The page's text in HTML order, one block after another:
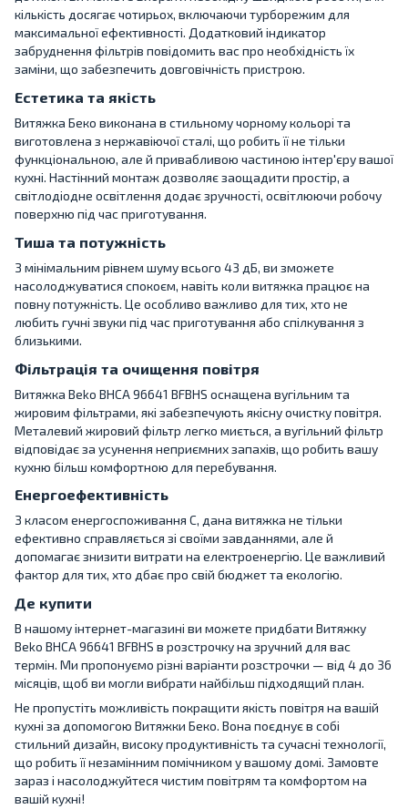
кількість досягає чотирьох, включаючи турборежим для
максимальної ефективності. Додатковий індикатор
забруднення фільтрів повідомить вас про необхідність їх
заміни, що забезпечить довговічність пристрою.
Естетика та якість
Витяжка Беко виконана в стильному чорному кольорі та
виготовлена з нержавіючої сталі, що робить її не тільки
функціональною, але й привабливою частиною інтер'єру вашої
кухні. Настінний монтаж дозволяє заощадити простір, а
світлодіодне освітлення додає зручності, освітлюючи робочу
поверхню під час приготування.
Тиша та потужність
З мінімальним рівнем шуму всього 43 дБ, ви зможете
насолоджуватися спокоєм, навіть коли витяжка працює на
повну потужність. Це особливо важливо для тих, хто не
любить гучні звуки під час приготування або спілкування з
близькими.
Фільтрація та очищення повітря
Витяжка Beko BHCA 96641 BFBHS оснащена вугільним та
жировим фільтрами, які забезпечують якісну очистку повітря.
Металевий жировий фільтр легко миється, а вугільний фільтр
відповідає за усунення неприємних запахів, що робить вашу
кухню більш комфортною для перебування.
Енергоефективність
З класом енергоспоживання C, дана витяжка не тільки
ефективно справляється зі своїми завданнями, але й
допомагає знизити витрати на електроенергію. Це важливий
фактор для тих, хто дбає про свій бюджет та екологію.
Де купити
В нашому інтернет-магазині ви можете придбати Витяжку
Beko BHCA 96641 BFBHS в розстрочку на зручний для вас
термін. Ми пропонуємо різні варіанти розстрочки — від 4 до 36
місяців, щоб ви могли вибрати найбільш підходящий план.
Не пропустіть можливість покращити якість повітря на вашій
кухні за допомогою Витяжки Беко. Вона поєднує в собі
стильний дизайн, високу продуктивність та сучасні технології,
що робить її незамінним помічником у вашому домі. Замовте
зараз і насолоджуйтеся чистим повітрям та комфортом на
вашій кухні!